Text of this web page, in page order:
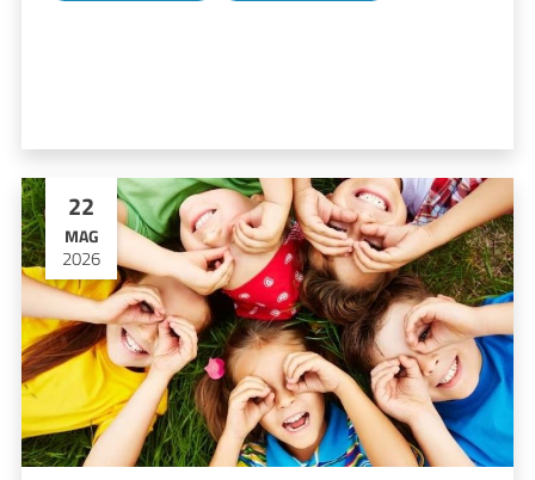
22
MAG
2026